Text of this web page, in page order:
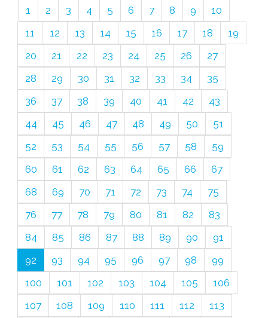
1 2 3 4 5 6 7 8 9
10
11
12 13 14 15 16 17 18
19
20
21 22 23 24 25 26
27
28
29 30 31 32 33 34
35
36
37 38 39 40 41 42
43
44
45 46 47 48 49 50
51
52
53 54 55 56 57 58
59
60
61 62 63 64 65 66
67
68
69 70 71 72 73 74
75
76
77 78 79 80 81 82
83
84
85 86 87 88 89 90
91
92
93 94 95 96 97 98
99
100
101 102 103 104 105
106
107
108 109 110 111 112
113